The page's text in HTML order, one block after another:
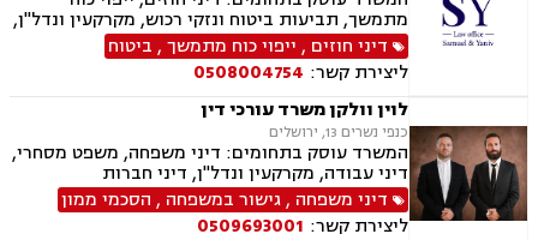
מתמשך, תביעות ביטוח ונזקי רכוש, מקרקעין ונדל"ן,
תמ"א 38, לשון הרע, ירושות וצוואות, מושבים
וקיבוצים, קבוצות רכישה, ליקוי בניה, פינוי בינוי,
פינוי מושכר, עסקאות מכר דירה, מגרשים לבניה,
נחלות ומשקים במושבים, רשות מקרקעי ישראל,
העברה בין דורית, בן ממשיך, נזקי גוף ותאונות,
תאונות דרכים, תאונות עבודה, תאונות תלמידים,
אובדן כושר עבודה, תאונות עקב רשלנות.
דיני חוזים , ייפוי כוח מתמשך, ביטוח
ליצירת קשר: 0508004754
לוין וולקן משרד עורכי דין
כנפי נשרים 13, ירושלים
המשרד עוסק בתחומים: דיני משפחה, משפט מסחרי,
דיני עבודה, מקרקעין ונדל"ן, דיני חברות
דיני משפחה ,גישור במשפחה , הסכמי ממון
ליצירת קשר: 0509693001